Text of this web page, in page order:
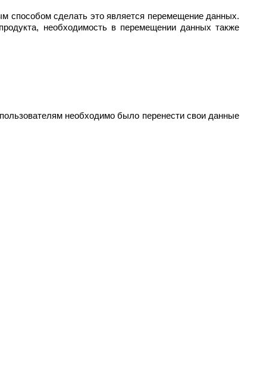
способом сделать это является перемещение данных.
необходимость в перемещении данных также
необходимо было перенести свои данные